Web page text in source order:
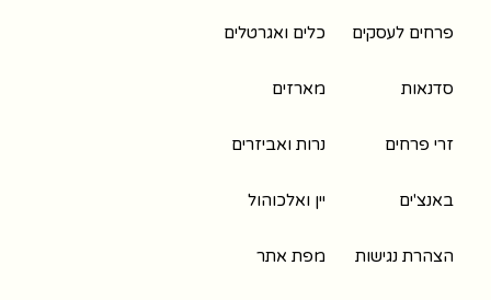
פרחים לעסקים
סדנאות
זרי פרחים
באנצ'ים
הצהרת נגישות
כלים ואגרטלים
מארזים
נרות ואביזרים
יין ואלכוהול
מפת אתר